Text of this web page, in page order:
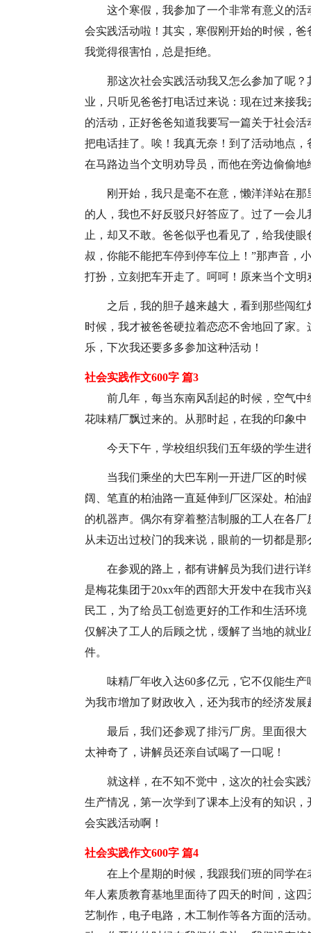
这个寒假，我参加了一个非常有意义的
会实践活动啦！其实，寒假刚开始的时候，
我觉得很害怕，总是拒绝。
那这次社会实践活动我又怎么参加了呢
业，只听见爸爸打电话过来说：现在过来接
的活动，正好爸爸知道我要写一篇关于社会
把电话挂了。唉！我真无奈！到了活动地点
在马路边当个文明劝导员，而他在旁边偷偷地
刚开始，我只是毫不在意，懒洋洋站在
的人，我也不好反驳只好答应了。过了一会
止，却又不敢。爸爸似乎也看见了，给我使
叔，你能不能把车停到停车位上！”那声音，
打扮，立刻把车开走了。呵呵！原来当个文明
之后，我的胆子越来越大，看到那些闯
时候，我才被爸爸硬拉着恋恋不舍地回了家
乐，下次我还要多多参加这种活动！
社会实践作文600字 篇3
前几年，每当东南风刮起的时候，空气
花味精厂飘过来的。从那时起，在我的印象
今天下午，学校组织我们五年级的学生
当我们乘坐的大巴车刚一开进厂区的时
阔、笔直的柏油路一直延伸到厂区深处。柏
的机器声。偶尔有穿着整洁制服的工人在各
从未迈出过校门的我来说，眼前的一切都是
在参观的路上，都有讲解员为我们进行
是梅花集团于20xx年的西部大开发中在我市
民工，为了给员工创造更好的工作和生活环
仅解决了工人的后顾之忧，缓解了当地的就
件。
味精厂年收入达60多亿元，它不仅能生
为我市增加了财政收入，还为我市的经济发
最后，我们还参观了排污厂房。里面很
太神奇了，讲解员还亲自试喝了一口呢！
就这样，在不知不觉中，这次的社会实
生产情况，第一次学到了课本上没有的知识
会实践活动啊！
社会实践作文600字 篇4
在上个星期的时候，我跟我们班的同学
年人素质教育基地里面待了四天的时间，这
艺制作，电子电路，木工制作等各方面的活